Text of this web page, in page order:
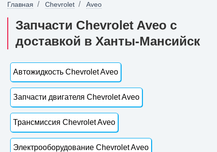
Главная Chevrolet Aveo
Запчасти Chevrolet Aveo с
доставкой в Ханты-Мансийск
Автожидкость Chevrolet Aveo
Запчасти двигателя Chevrolet Aveo
Трансмиссия Chevrolet Aveo
Электрооборудование Chevrolet Aveo